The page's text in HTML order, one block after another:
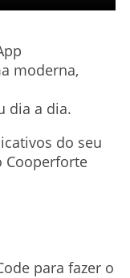
moderna,
dia a dia.
do seu
Cooperforte
para fazer o